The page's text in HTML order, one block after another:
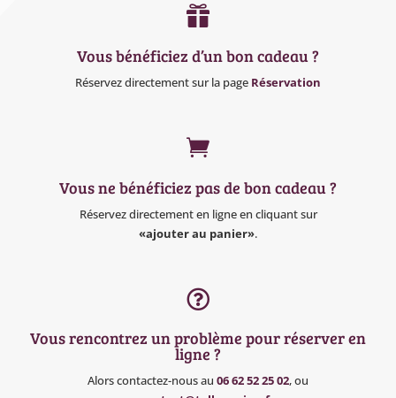

Vous bénéficiez d’un bon cadeau ?
Réservez directement sur la page Réservation

Vous ne bénéficiez pas de bon cadeau ?
Réservez directement en ligne en cliquant sur
«ajouter au panier».

Vous rencontrez un problème pour réserver en
ligne ?
Alors contactez-nous au 06 62 52 25 02, ou